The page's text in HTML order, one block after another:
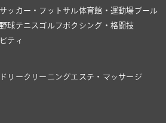
サッカー・フットサル体育館・運動場プール
野球テニス ゴルフ ボクシング・格闘技
ティ
リー クリーニングエステ・マッサージ